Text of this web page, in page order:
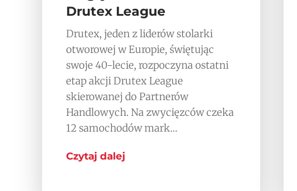
Drutex League
Drutex, jeden z liderów stolarki
otworowej w Europie, świętując
swoje 40-lecie, rozpoczyna ostatni
etap akcji Drutex League
skierowanej do Partnerów
Handlowych. Na zwycięzców czeka
12 samochodów mark…
Czytaj dalej